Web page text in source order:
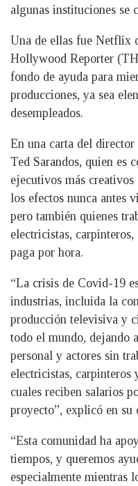
algunas instituciones se
Una de ellas fue Netflix
Hollywood Reporter
fondo de ayuda para
producciones, ya sea
desempleados.
En una carta del
Ted Sarandos, quien es
ejecutivos más
los efectos nunca antes
pero también quienes
electricistas,
paga por hora.
“La crisis de Covid-19
industrias, incluida la
producción televisiva y
todo el mundo, dejando
personal y actores sin
electricistas, carpinteros
cuales reciben salarios
proyecto”, explicó en su
“Esta comunidad ha
tiempos, y queremos
especialmente mientras